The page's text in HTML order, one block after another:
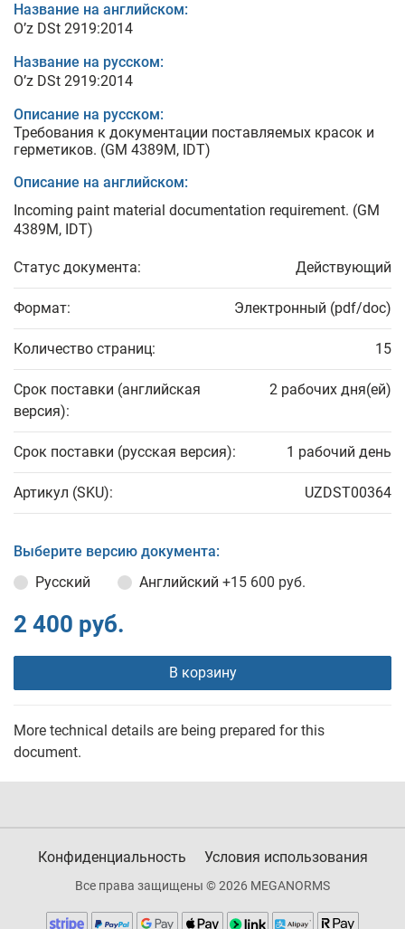
Название на английском:
O’z DSt 2919:2014
Название на русском:
O’z DSt 2919:2014
Описание на русском:
Требования к документации поставляемых красок и
герметиков. (GM 4389M, IDT)
Описание на английском:
Incoming paint material documentation requirement. (GM
4389M, IDT)
Статус документа: Действующий
Формат: Электронный (pdf/doc)
Количество страниц: 15
Срок поставки (английская
версия):
2 рабочих дня(ей)
Срок поставки (русская версия): 1 рабочий день
Артикул (SKU): UZDST00364
Выберите версию документа:
Русский
Английский +15 600 руб.
2 400 руб.
В корзину
More technical details are being prepared for this
document.
Конфиденциальность Условия использования
Все права защищены © 2026 MEGANORMS